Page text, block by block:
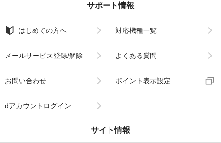
サポート情報
はじめての方へ 対応機種一覧
メールサービス登録/解除 よくある質問
お問い合わせ ポイント表示設定
dアカウントログイン
サイト情報